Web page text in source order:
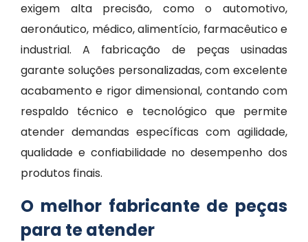
exigem alta precisão, como o automotivo,
aeronáutico, médico, alimentício, farmacêutico e
industrial. A fabricação de peças usinadas
garante soluções personalizadas, com excelente
acabamento e rigor dimensional, contando com
respaldo técnico e tecnológico que permite
atender demandas específicas com agilidade,
qualidade e confiabilidade no desempenho dos
produtos finais.
O melhor fabricante de peças
para te atender